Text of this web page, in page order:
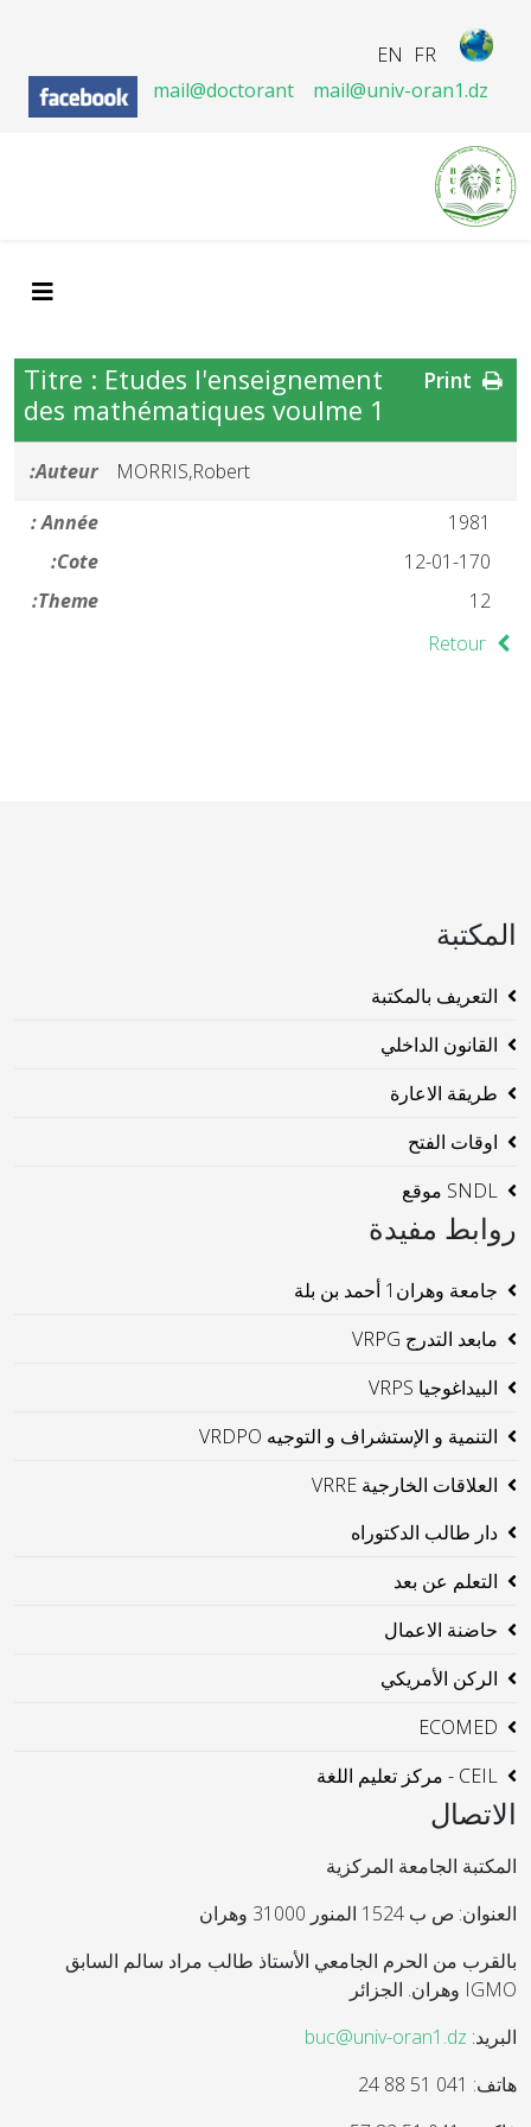
FR
EN
mail@doctorant
mail@univ-oran1.dz
Titre : Etudes l'enseignement
des mathématiques voulme 1
Auteur:
MORRIS,Robert
Année :
1981
Cote:
12-01-170
Theme:
12
Retour
المكتبة
التعريف بالمكتبة
القانون الداخلي
طريقة الاعارة
اوقات الفتح
SNDL موقع
روابط مفيدة
جامعة وهران1 أحمد بن بلة
مابعد التدرج VRPG
البيداغوجيا VRPS
التنمية و الإستشراف و التوجيه VRDPO
العلاقات الخارجية VRRE
دار طالب الدكتوراه
التعلم عن بعد
حاضنة الاعمال
الركن الأمريكي
ECOMED
CEIL - مركز تعليم اللغة
الاتصال
المكتبة الجامعة المركزية
العنوان: ص ب 1524 المنور 31000 وهران
بالقرب من الحرم الجامعي الأستاذ طالب مراد سالم السابق
IGMO وهران. الجزائر
البريد: buc@univ-oran1.dz
هاتف: 041 51 88 24